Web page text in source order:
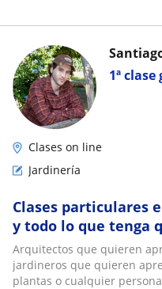
1ª
Clases on line
Jardinería
Clases particulares
y todo lo que tenga
Arquitectos que quieren
jardineros que quieren
plantas o cualquier